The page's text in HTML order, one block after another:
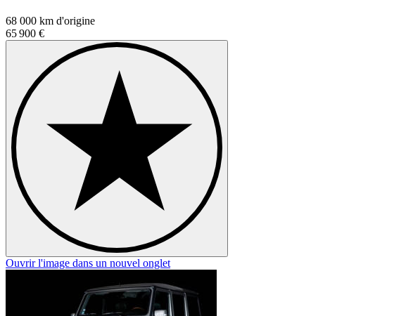
68 000 km d'origine
65 900 €
Ouvrir l'image dans un nouvel onglet